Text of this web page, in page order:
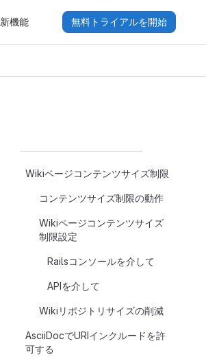
新機能 無料トライアルを開始
Wikiページコンテンツサイズ制限
コンテンツサイズ制限の動作
Wikiページコンテンツサイズ
制限設定
Railsコンソールを介して
APIを介して
Wikiリポジトリサイズの削減
AsciiDocでURIインクルードを許
可する